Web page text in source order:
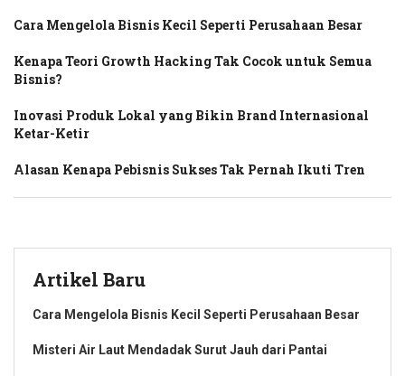
Cara Mengelola Bisnis Kecil Seperti Perusahaan Besar
Kenapa Teori Growth Hacking Tak Cocok untuk Semua
Bisnis?
Inovasi Produk Lokal yang Bikin Brand Internasional
Ketar-Ketir
Alasan Kenapa Pebisnis Sukses Tak Pernah Ikuti Tren
Artikel Baru
Cara Mengelola Bisnis Kecil Seperti Perusahaan Besar
Misteri Air Laut Mendadak Surut Jauh dari Pantai